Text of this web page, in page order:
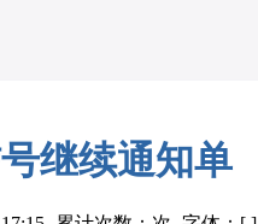
继续通知单